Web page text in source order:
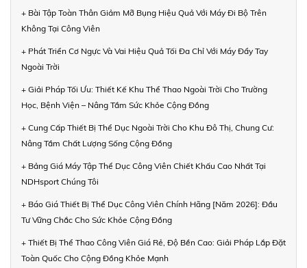
+ Bài Tập Toàn Thân Giảm Mỡ Bụng Hiệu Quả Với Máy Đi Bộ Trên
Không Tại Công Viên
+ Phát Triển Cơ Ngực Và Vai Hiệu Quả Tối Đa Chỉ Với Máy Đẩy Tay
Ngoài Trời
+ Giải Pháp Tối Ưu: Thiết Kế Khu Thể Thao Ngoài Trời Cho Trường
Học, Bệnh Viện – Nâng Tầm Sức Khỏe Cộng Đồng
+ Cung Cấp Thiết Bị Thể Dục Ngoài Trời Cho Khu Đô Thị, Chung Cư:
Nâng Tầm Chất Lượng Sống Cộng Đồng
+ Bảng Giá Máy Tập Thể Dục Công Viên Chiết Khấu Cao Nhất Tại
NDHsport Chúng Tôi
+ Báo Giá Thiết Bị Thể Dục Công Viên Chính Hãng [Năm 2026]: Đầu
Tư Vững Chắc Cho Sức Khỏe Cộng Đồng
+ Thiết Bị Thể Thao Công Viên Giá Rẻ, Độ Bền Cao: Giải Pháp Lắp Đặt
Toàn Quốc Cho Cộng Đồng Khỏe Mạnh